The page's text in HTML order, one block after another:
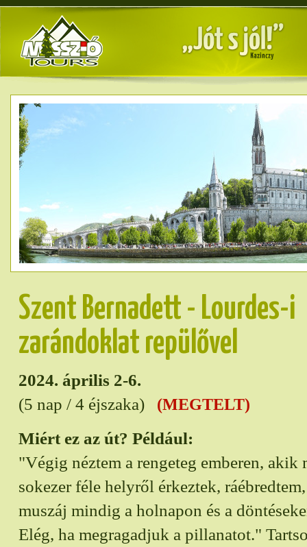
Szent Bernadett - Lourdes-i
zarándoklat repülővel
2024. április 2-6.
(5 nap / 4 éjszaka) (MEGTELT)
Miért ez az út? Például:
"Végig néztem a rengeteg emberen, akik
sokezer féle helyről érkeztek,
muszáj mindig a holnapon és a
Elég, ha megragadjuk a pillanatot."